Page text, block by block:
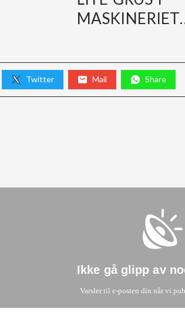
Twitter Mail Share
Ikke gå glipp av
Varsler til e-posten din når vi